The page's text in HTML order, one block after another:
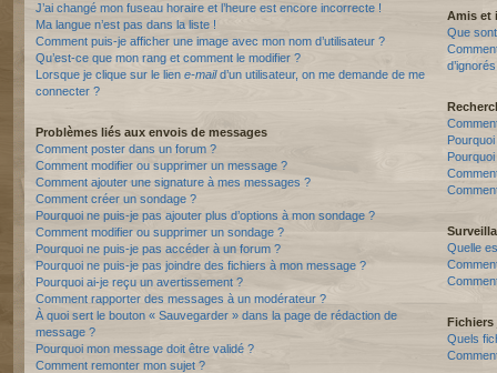
J’ai changé mon fuseau horaire et l’heure est encore incorrecte !
Ma langue n’est pas dans la liste !
Comment puis-je afficher une image avec mon nom d’utilisateur ?
Qu’est-ce que mon rang et comment le modifier ?
Lorsque je clique sur le lien e-maild’un utilisateur, on me demande de me
connecter ?
Problèmes liés aux envois de messages
Comment poster dans un forum ?
Comment modifier ou supprimer un message ?
Comment ajouter une signature à mes messages ?
Comment créer un sondage ?
Pourquoi ne puis-je pas ajouter plus d’options à mon sondage ?
Comment modifier ou supprimer un sondage ?
Pourquoi ne puis-je pas accéder à un forum ?
Pourquoi ne puis-je pas joindre des fichiers à mon message ?
Pourquoi ai-je reçu un avertissement ?
Comment rapporter des messages à un modérateur ?
À quoi sert le bouton « Sauvegarder » dans la page de rédaction de
message ?
Pourquoi mon message doit être validé ?
Comment remonter mon sujet ?
Amis et
Que
Quelle
Quels